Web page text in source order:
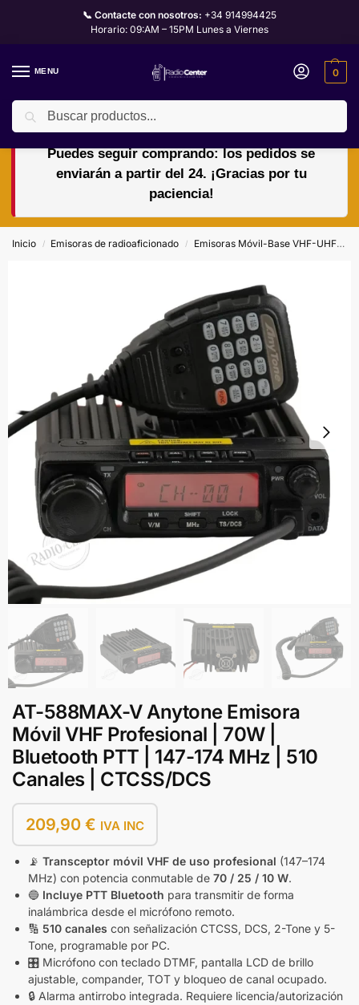
📞 Contacte con nosotros: +34 914994425
Horario: 09:AM – 15PM Lunes a Viernes
MENU 0
🏖️🌴VACACIONES del 10 al 24 de agosto.
Puedes seguir comprando: los pedidos se
enviarán a partir del 24. ¡Gracias por tu
paciencia!
Inicio / Emisoras de radioaficionado / Emisoras Móvil-Base VHF-UHF
AT-588MAX-V Anytone Emisora
Móvil VHF Profesional | 70W |
Bluetooth PTT | 147-174 MHz | 510
Canales | CTCSS/DCS
209,90 € IVA INC
📡 Transceptor móvil VHF de uso profesional (147–174
MHz) con potencia conmutable de 70 / 25 / 10 W.
🔵 Incluye PTT Bluetooth para transmitir de forma
inalámbrica desde el micrófono remoto.
🔢 510 canales con señalización CTCSS, DCS, 2-Tone y 5-
Tone, programable por PC.
🎛️ Micrófono con teclado DTMF, pantalla LCD de brillo
ajustable, compander, TOT y bloqueo de canal ocupado.
🔒 Alarma antirrobo integrada. Requiere licencia/autorización